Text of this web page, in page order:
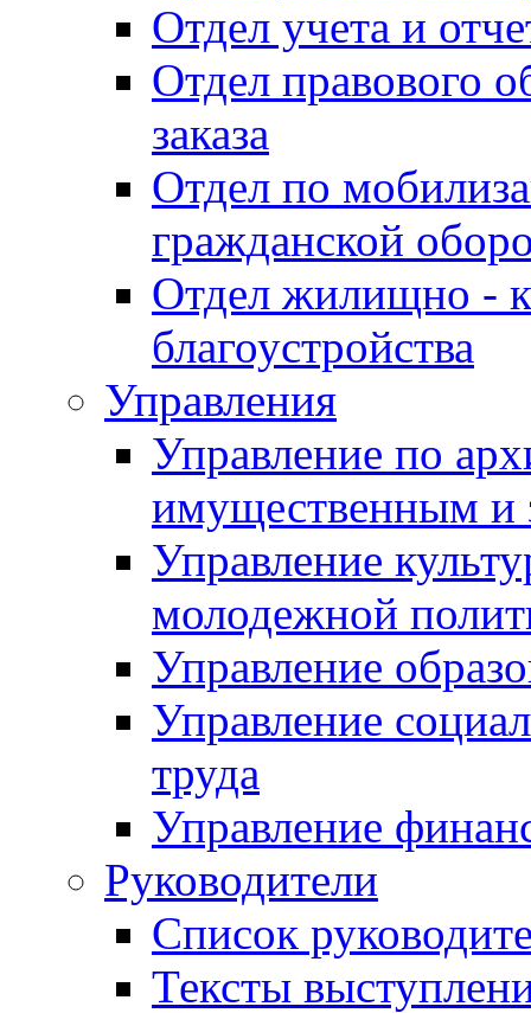
Отдел учета и
Отдел правового
заказа
Отдел по
гражданской
Отдел жилищно -
благоустройства
Управления
Управление по
имущественным и
Управление
молодежной
Управление
Управление
труда
Управление
Руководители
Список
Тексты